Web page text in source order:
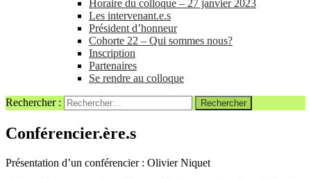
Horaire du colloque – 27 janvier 2023
Les intervenant.e.s
Président d’honneur
Cohorte 22 – Qui sommes nous?
Inscription
Partenaires
Se rendre au colloque
Rechercher :
Conférencier.ère.s
Présentation d’un conférencier : Olivier Niquet